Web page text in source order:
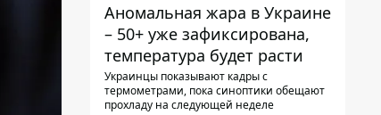
Аномальная жара в Украине
– 50+ уже зафиксирована,
температура будет расти
Украинцы показывают кадры с
термометрами, пока синоптики обещают
прохладу на следующей неделе